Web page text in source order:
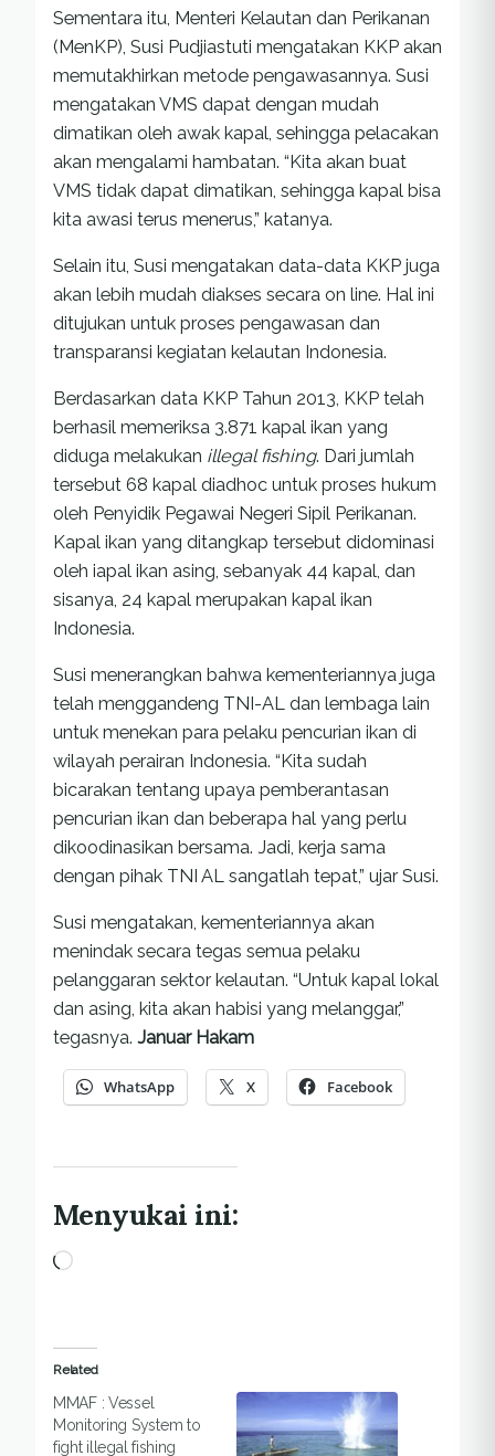
Sementara itu, Menteri Kelautan dan Perikanan
(MenKP), Susi Pudjiastuti mengatakan KKP akan
memutakhirkan metode pengawasannya. Susi
mengatakan VMS dapat dengan mudah
dimatikan oleh awak kapal, sehingga pelacakan
akan mengalami hambatan. “Kita akan buat
VMS tidak dapat dimatikan, sehingga kapal bisa
kita awasi terus menerus,” katanya.
Selain itu, Susi mengatakan data-data KKP juga
akan lebih mudah diakses secara on line. Hal ini
ditujukan untuk proses pengawasan dan
transparansi kegiatan kelautan Indonesia.
Berdasarkan data KKP Tahun 2013, KKP telah
berhasil memeriksa 3.871 kapal ikan yang
diduga melakukan illegal fishing. Dari jumlah
tersebut 68 kapal diadhoc untuk proses hukum
oleh Penyidik Pegawai Negeri Sipil Perikanan.
Kapal ikan yang ditangkap tersebut didominasi
oleh iapal ikan asing, sebanyak 44 kapal, dan
sisanya, 24 kapal merupakan kapal ikan
Indonesia.
Susi menerangkan bahwa kementeriannya juga
telah menggandeng TNI-AL dan lembaga lain
untuk menekan para pelaku pencurian ikan di
wilayah perairan Indonesia. “Kita sudah
bicarakan tentang upaya pemberantasan
pencurian ikan dan beberapa hal yang perlu
dikoodinasikan bersama. Jadi, kerja sama
dengan pihak TNI AL sangatlah tepat,” ujar Susi.
Susi mengatakan, kementeriannya akan
menindak secara tegas semua pelaku
pelanggaran sektor kelautan. “Untuk kapal lokal
dan asing, kita akan habisi yang melanggar,”
tegasnya. Januar Hakam
WhatsApp X Facebook
Menyukai ini:
Memuat...
Related
MMAF : Vessel
Monitoring System to
fight illegal fishing